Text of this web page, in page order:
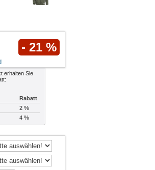
- 21 %
erhalten Sie
Rabatt
2 %
4 %